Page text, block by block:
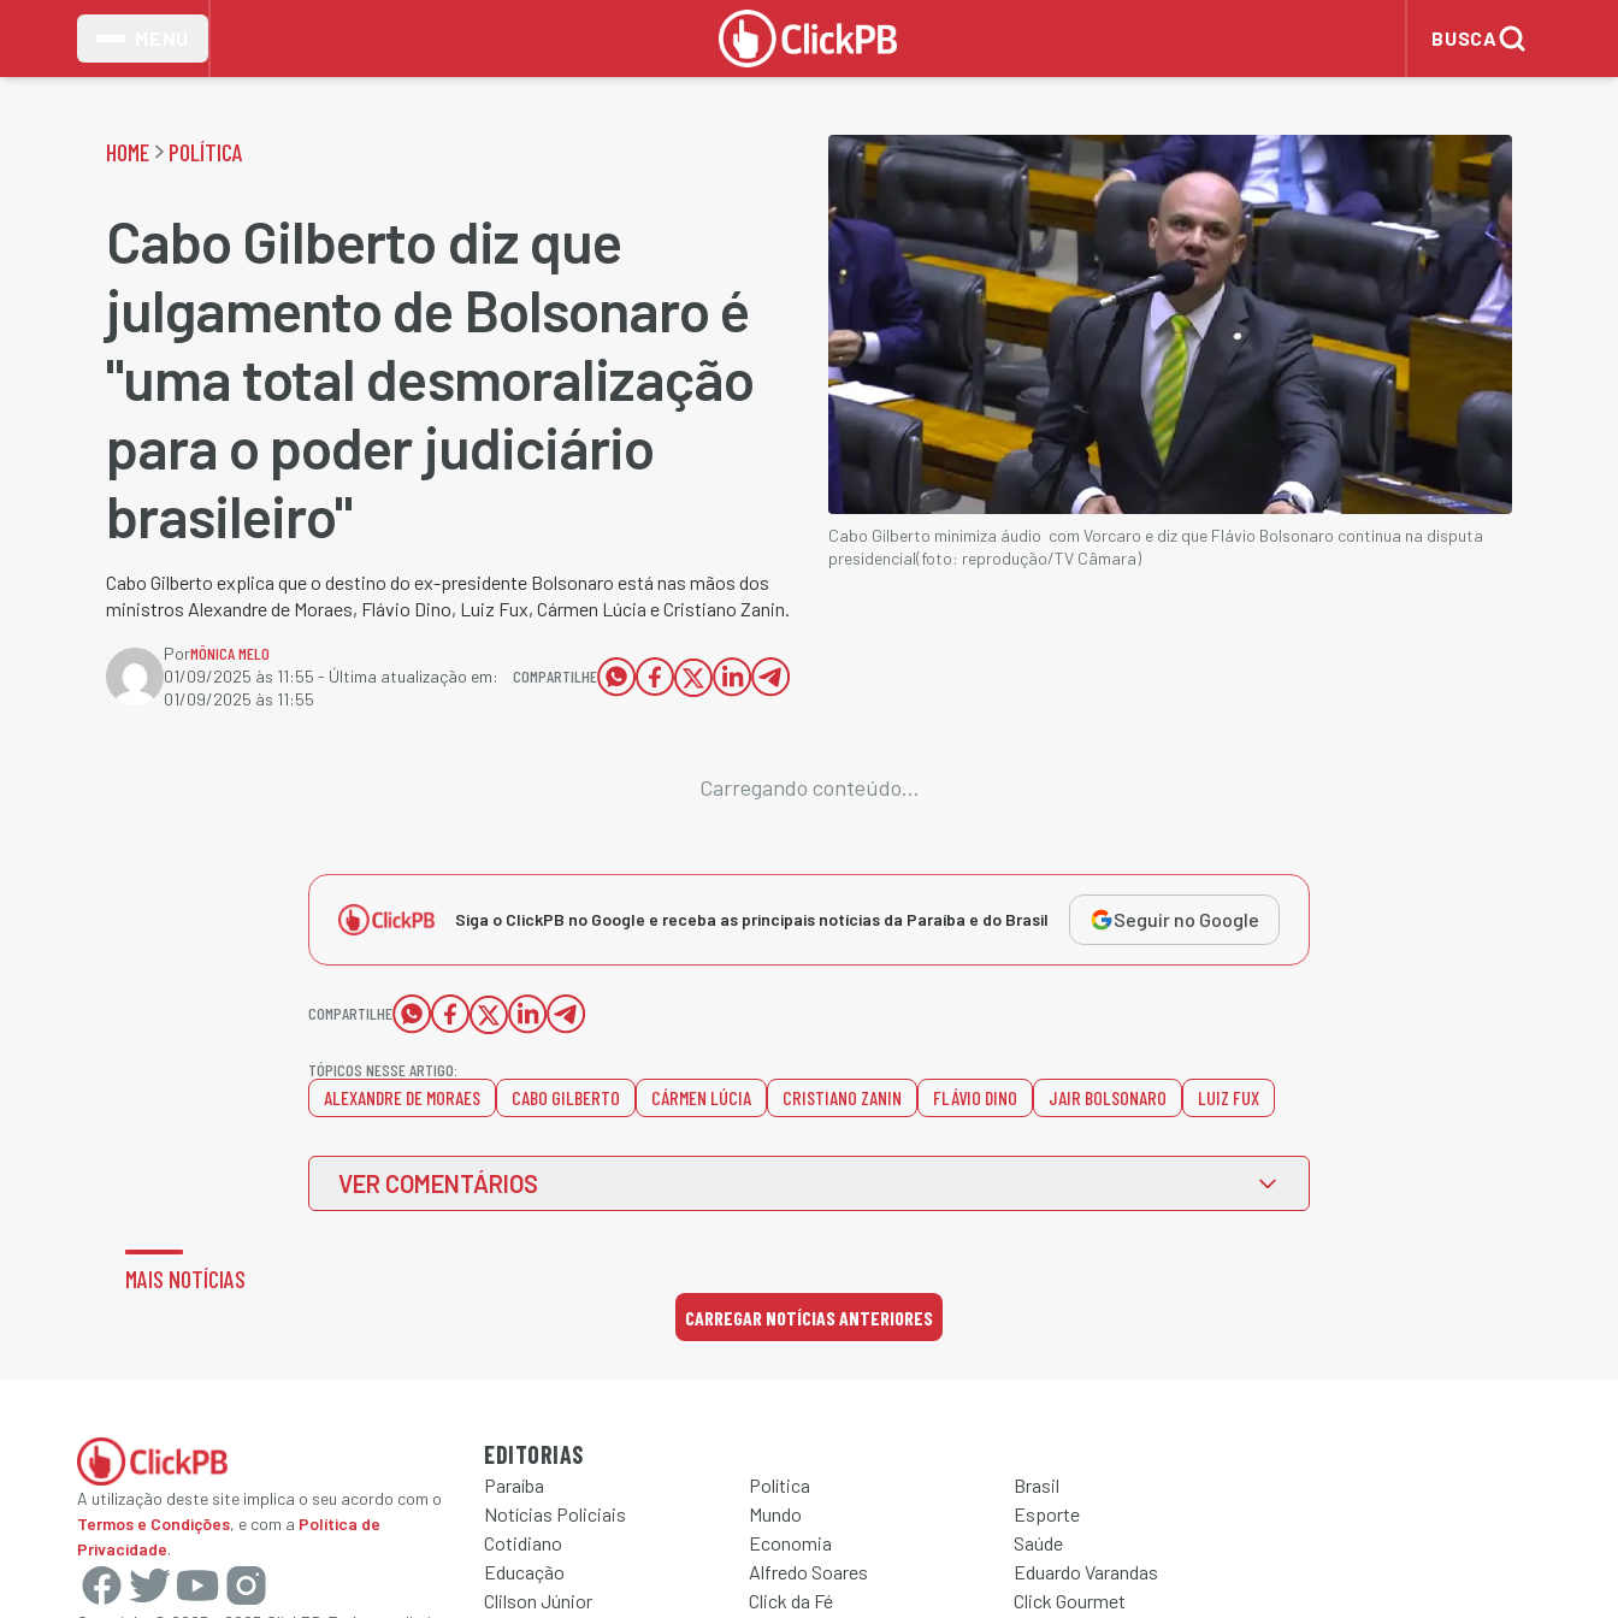
BUSCA
HOME POLÍTICA
Cabo Gilberto diz que
julgamento de Bolsonaro é
"uma total desmoralização
para o poder judiciário
brasileiro"
Cabo Gilberto explica que o destino do ex-presidente Bolsonaro está nas mãos dos
ministros Alexandre de Moraes, Flávio Dino, Luiz Fux, Cármen Lúcia e Cristiano Zanin.
PorMÔNICA MELO
01/09/2025 às 11:55 - Última atualização em:
01/09/2025 às 11:55
COMPARTILHE
Cabo Gilberto minimiza áudio com Vorcaro e diz que Flávio Bolsonaro continua na disputa
presidencial(foto: reprodução/TV Câmara)
Carregando conteúdo...
Siga o ClickPB no Google e receba as principais notícias da Paraíba e do Brasil Seguir no Google
COMPARTILHE
TÓPICOS NESSE ARTIGO:
ALEXANDRE DE MORAES CABO GILBERTO CÁRMEN LÚCIA CRISTIANO ZANIN FLÁVIO DINO JAIR BOLSONARO LUIZ FUX
VER COMENTÁRIOS
MAIS NOTÍCIAS
CARREGAR NOTÍCIAS ANTERIORES
A utilização deste site implica o seu acordo com o
Termos e Condições, e com a Política de
Privacidade.
EDITORIAS
Paraíba Política
Brasil
Notícias Policiais
Mundo
Esporte
Cotidiano
Economia
Saúde
Educação
Alfredo Soares
Eduardo Varandas
Clilson Júnior
Click da Fé Click Gourmet